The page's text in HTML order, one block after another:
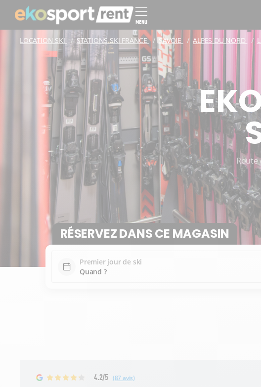
MENU
LOCATION SKI STATIONS SKI FRANCE SAVOIE ALPES DU NORD
Route
RÉSERVEZ DANS CE MAGASIN
Premier jour de ski
4.2/5 (87 avis)